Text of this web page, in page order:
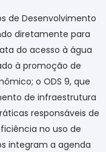
de Desenvolvimento
diretamente para
do acesso à água
à promoção de
o ODS 9, que
de infraestrutura
responsáveis de
no uso de
integram a agenda